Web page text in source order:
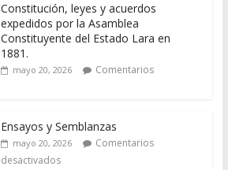
Constitución, leyes y acuerdos
expedidos por la Asamblea
Constituyente del Estado Lara en
1881.
mayo 20, 2026
Comentarios
Ensayos y Semblanzas
mayo 20, 2026
Comentarios
desactivados